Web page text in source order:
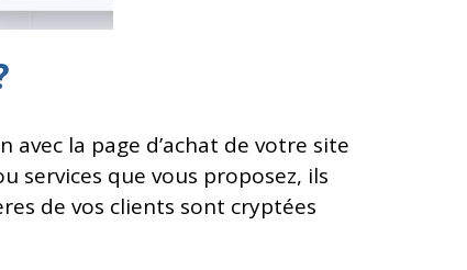
la page d’achat de votre site
services que vous proposez, ils
de vos clients sont cryptées